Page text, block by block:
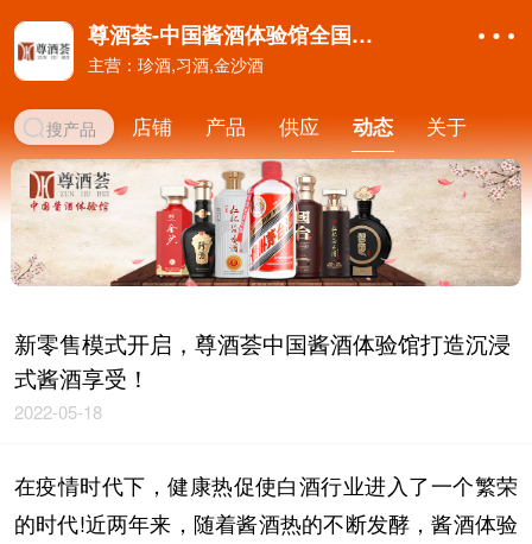
尊酒荟-中国酱酒体验馆全国运营中心
主营：珍酒,习酒,金沙酒
店铺 产品 供应 动态 关于
新零售模式开启，尊酒荟中国酱酒体验馆打造沉浸
式酱酒享受！
2022-05-18
在疫情时代下，健康热促使白酒行业进入了一个繁荣
的时代!近两年来，随着酱酒热的不断发酵，酱酒体验